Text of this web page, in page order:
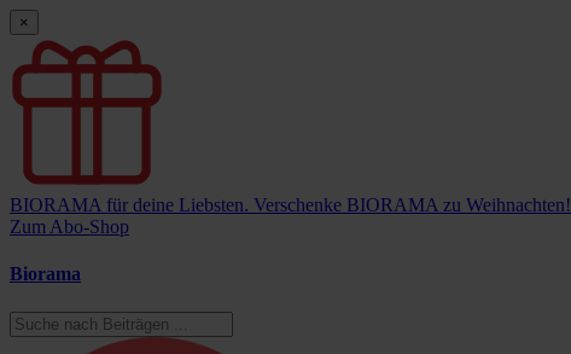
×
BIORAMA für deine Liebsten. Verschenke BIORAMA zu Weihnachten!
Zum Abo-Shop
Biorama